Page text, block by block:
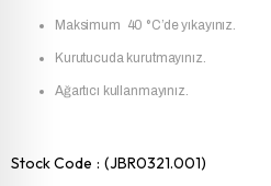
Maksimum 40 °C’de yıkayınız.
Kurutucuda kurutmayınız.
Ağartıcı kullanmayınız.
Stock Code (JBR0321.001)